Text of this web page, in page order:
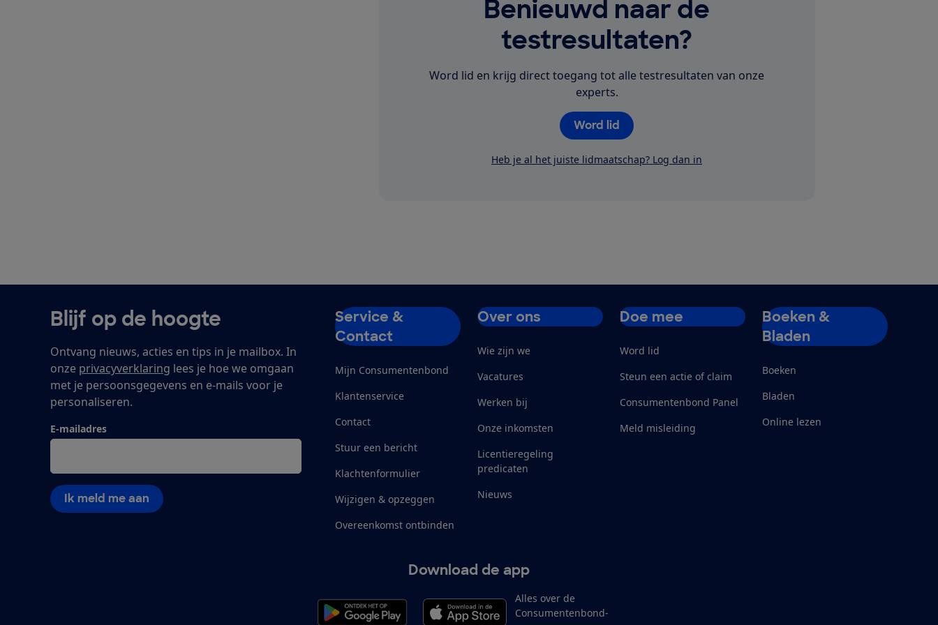
Benieuwd naar de
testresultaten?
Word lid en krijg direct toegang tot alle testresultaten van onze
experts.
Word lid
Heb je al het juiste lidmaatschap? Log dan in
Blijf op de hoogte
Ontvang nieuws, acties en tips in je mailbox. In
onze privacyverklaring lees je hoe we omgaan
met je persoonsgegevens en e-mails voor je
personaliseren.
E-mailadres
Ik meld me aan
Service &
Contact
Mijn Consumentenbond
Klantenservice
Contact
Stuur een bericht
Klachtenformulier
Wijzigen & opzeggen
Overeenkomst ontbinden
Over ons
Wie zijn we
Vacatures
Werken bij
Onze inkomsten
Licentieregeling
predicaten
Nieuws
Doe mee
Word lid
Steun een actie of claim
Consumentenbond Panel
Meld misleiding
Boeken &
Bladen
Boeken
Bladen
Online lezen
Download de app
Alles over de
Consumentenbond-